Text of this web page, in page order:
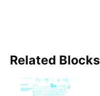
Related Blocks